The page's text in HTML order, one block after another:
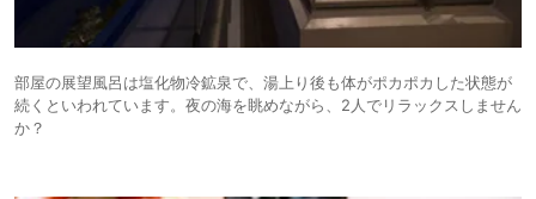
部屋の展望風呂は塩化物冷鉱泉で、湯上り後も体がポカポカした状態が
続くといわれています。夜の海を眺めながら、2人でリラックスしません
か？